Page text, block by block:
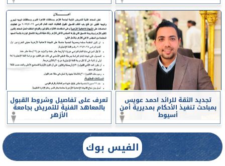
تجديد الثقة للرائد احمد عويس
بمباحث تنفيذ الأحكام بمديرية أمن
أسيوط
تعرف على تفاصيل وشروط القبول
بالمعاهد الفنية للتمريض بجامعة
الأزهر
الفيس بوك